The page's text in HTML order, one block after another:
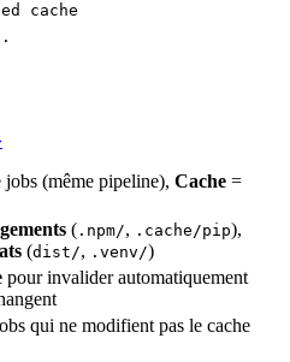
cache
(même pipeline), Cache =
( .npm/, .cache/pip),
(dist/, .venv/)
pour invalider automatiquement
qui ne modifient pas le cache